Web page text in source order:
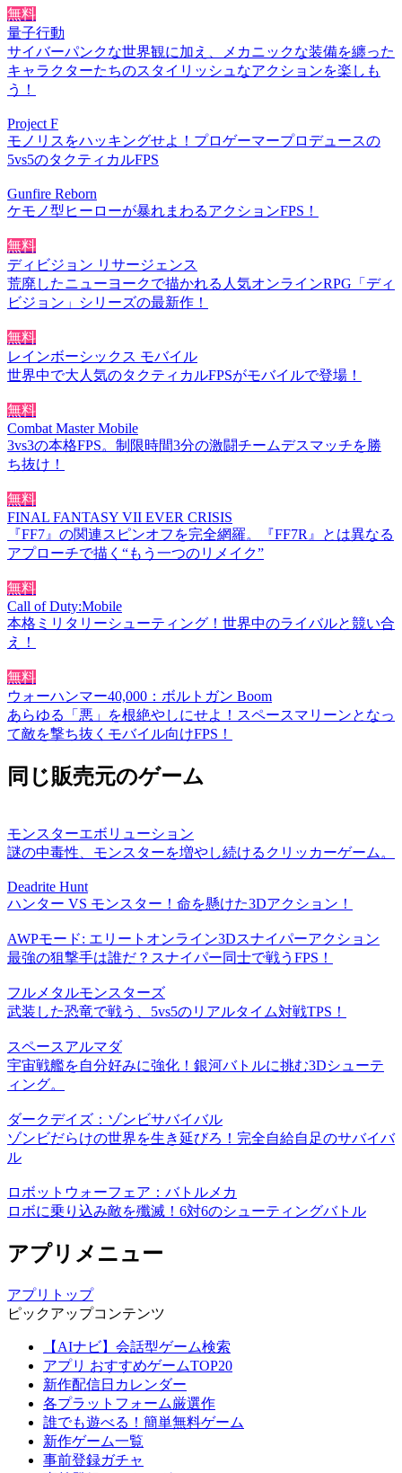
無料
量子行動
サイバーパンクな世界観に加え、メカニックな装備を纏った
キャラクターたちのスタイリッシュなアクションを楽しも
う！
Project F
モノリスをハッキングせよ！プロゲーマープロデュースの
5vs5のタクティカルFPS
Gunfire Reborn
ケモノ型ヒーローが暴れまわるアクションFPS！
無料
ディビジョン リサージェンス
荒廃したニューヨークで描かれる人気オンラインRPG「ディ
ビジョン」シリーズの最新作！
無料
レインボーシックス モバイル
世界中で大人気のタクティカルFPSがモバイルで登場！
無料
Combat Master Mobile
3vs3の本格FPS。制限時間3分の激闘チームデスマッチを勝
ち抜け！
無料
FINAL FANTASY VII EVER CRISIS
『FF7』の関連スピンオフを完全網羅。『FF7R』とは異なる
アプローチで描く“もう一つのリメイク”
無料
Call of Duty:Mobile
本格ミリタリーシューティング！世界中のライバルと競い合
え！
無料
ウォーハンマー40,000：ボルトガン Boom
あらゆる「悪」を根絶やしにせよ！スペースマリーンとなっ
て敵を撃ち抜くモバイル向けFPS！
同じ販売元のゲーム
モンスターエボリューション
謎の中毒性、モンスターを増やし続けるクリッカーゲーム。
Deadrite Hunt
ハンター VS モンスター！命を懸けた3Dアクション！
AWPモード: エリートオンライン3Dスナイパーアクション
最強の狙撃手は誰だ？スナイパー同士で戦うFPS！
フルメタルモンスターズ
武装した恐竜で戦う、5vs5のリアルタイム対戦TPS！
スペースアルマダ
宇宙戦艦を自分好みに強化！銀河バトルに挑む3Dシューテ
ィング。
ダークデイズ：ゾンビサバイバル
ゾンビだらけの世界を生き延びろ！完全自給自足のサバイバ
ル
ロボットウォーフェア：バトルメカ
ロボに乗り込み敵を殲滅！6対6のシューティングバトル
アプリメニュー
アプリトップ
ピックアップコンテンツ
【AIナビ】会話型ゲーム検索
アプリ おすすめゲームTOP20
新作配信日カレンダー
各プラットフォーム厳選作
誰でも遊べる！簡単無料ゲーム
新作ゲーム一覧
事前登録ガチャ